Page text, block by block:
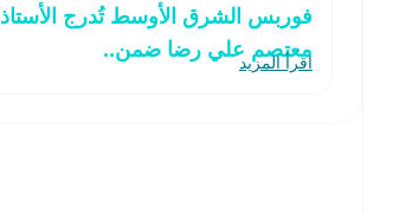
فوربس الشرق الأوسط تُدرج الأستاذ
معتصم علي رضا ضمن..
اقرأ المزيد